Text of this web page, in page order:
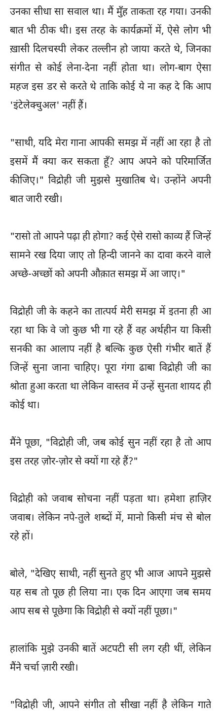
उनका सीधा सा सवाल था। मैं मुँह ताकता रह गया। उनकी
बात भी ठीक थी। इस तरह के कार्यक्रमों में, ऐसे लोग भी
ख़ासी दिलचस्पी लेकर तल्लीन हो जाया करते थे, जिनका
संगीत से कोई लेना-देना नहीं होता था। लोग-बाग ऐसा
महज इस डर से करते थे ताकि कोई ये ना कह दे कि आप
'इंटेलेक्चुअल' नहीं हैं।
"साथी, यदि मेरा गाना आपकी समझ में नहीं आ रहा है तो
इसमें मैं क्या कर सकता हूँ? आप अपने को परिमार्जित
कीजिए।" विद्रोही जी मुझसे मुखातिब थे। उन्होंने अपनी
बात जारी रखी।
"रासो तो आपने पढ़ा ही होगा? कई ऐसे रासो काव्य हैं जिन्हें
सामने रख दिया जाए तो हिन्दी जानने का दावा करने वाले
अच्छे-अच्छों को अपनी औक़ात समझ में आ जाए।"
विद्रोही जी के कहने का तात्पर्य मेरी समझ में इतना ही आ
रहा था कि वे जो कुछ भी गा रहे हैं वह अर्थहीन या किसी
सनकी का आलाप नहीं है बल्कि कुछ ऐसी गंभीर बातें हैं
जिन्हें सुना जाना चाहिए। पूरा गंगा ढाबा विद्रोही जी का
श्रोता हुआ करता था लेकिन वास्तव में उन्हें सुनता शायद ही
कोई था।
मैंने पूछा, "विद्रोही जी, जब कोई सुन नहीं रहा है तो आप
इस तरह ज़ोर-ज़ोर से क्यों गा रहे हैं?"
विद्रोही को जवाब सोचना नहीं पड़ता था। हमेशा हाज़िर
जवाब। लेकिन नपे-तुले शब्दों में, मानो किसी मंच से बोल
रहे हों।
बोले, "देखिए साथी, नहीं सुनते हुए भी आज आपने मुझसे
यह सब तो पूछ ही लिया ना। एक दिन आएगा जब समय
आप सब से पूछेगा कि विद्रोही से क्यों नहीं पूछा।"
हालांकि मुझे उनकी बातें अटपटी सी लग रही थीं, लेकिन
मैंने चर्चा ज़ारी रखी।
"विद्रोही जी, आपने संगीत तो सीखा नहीं है लेकिन गाते